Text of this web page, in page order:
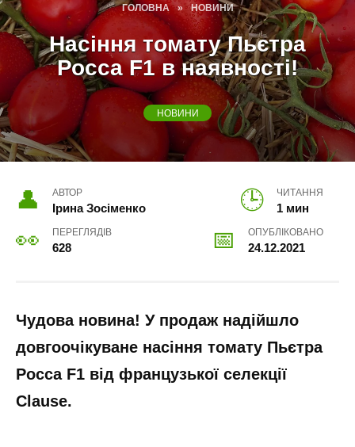
ГОЛОВНА » НОВИНИ
Насіння томату Пьєтра
Росса F1 в наявності!
НОВИНИ
АВТОР
Ірина Зосіменко
ЧИТАННЯ
1 мин
ПЕРЕГЛЯДІВ
628
ОПУБЛІКОВАНО
24.12.2021
Чудова новина! У продаж надійшло
довгоочікуване насіння томату Пьєтра
Росса F1 від французької селекції
Clause.